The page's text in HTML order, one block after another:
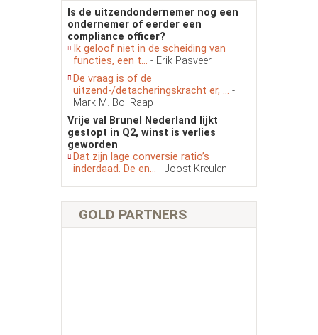
Is de uitzendondernemer nog een
ondernemer of eerder een
compliance officer?
Ik geloof niet in de scheiding van
functies, een t... - Erik Pasveer
De vraag is of de
uitzend-/detacheringskracht er, ... -
Mark M. Bol Raap
Vrije val Brunel Nederland lijkt
gestopt in Q2, winst is verlies
geworden
Dat zijn lage conversie ratio’s
inderdaad. De en... - Joost Kreulen
GOLD PARTNERS